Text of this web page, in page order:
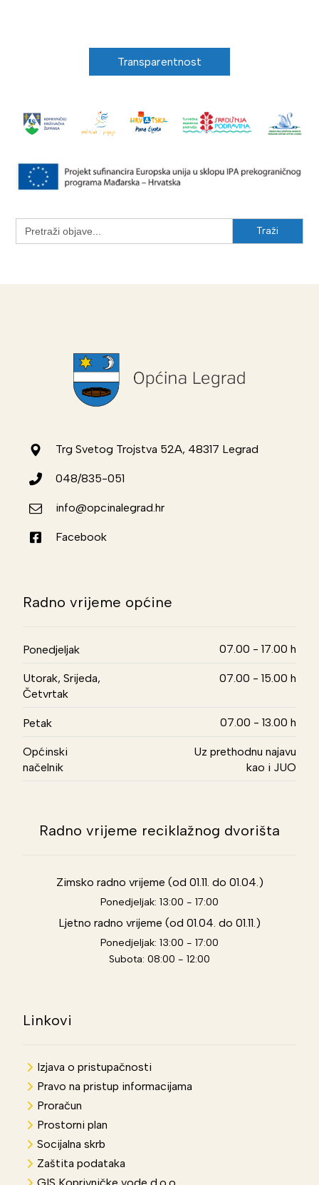
Transparentnost
Search
for:
Trg Svetog Trojstva 52A, 48317 Legrad
048/835-051
info@opcinalegrad.hr
Facebook
Radno vrijeme općine
Ponedjeljak 07.00 - 17.00 h
Utorak, Srijeda,
Četvrtak
07.00 - 15.00 h
Petak 07.00 - 13.00 h
Općinski
načelnik
Uz prethodnu najavu
kao i JUO
Radno vrijeme reciklažnog dvorišta
Zimsko radno vrijeme (od 01.11. do 01.04.)
Ponedjeljak: 13:00 - 17:00
Ljetno radno vrijeme (od 01.04. do 01.11.)
Ponedjeljak: 13:00 - 17:00
Subota: 08:00 - 12:00
Linkovi
Izjava o pristupačnosti
Pravo na pristup informacijama
Proračun
Prostorni plan
Socijalna skrb
Zaštita podataka